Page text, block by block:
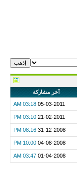
آخر مشاركة
05-03-2011
03:18 AM
21-02-2011
03:10 PM
31-12-2008
08:16 PM
04-08-2008
10:00 PM
01-04-2008
03:47 AM